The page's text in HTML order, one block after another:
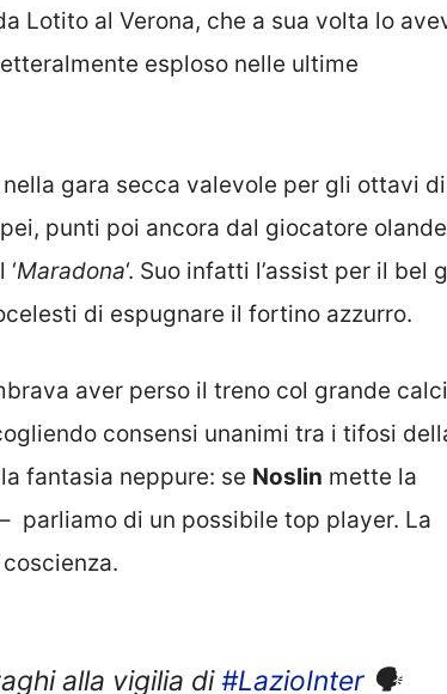
Lotito al Verona, che a sua volta lo
esploso nelle ultime
nella gara secca valevole per gli ottavi di
punti poi ancora dal giocatore
Maradona‘. Suo infatti l’assist per il bel
di espugnare il fortino azzurro.
aver perso il treno col grande
consensi unanimi tra i tifosi
fantasia neppure: se Noslin mette la
parliamo di un possibile top player. La
alla vigilia di #LazioInter 🗣️